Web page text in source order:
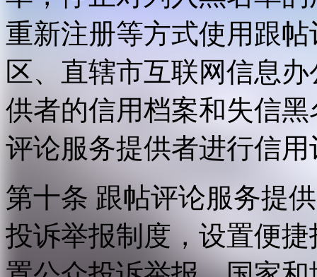
重新注册等方式使用跟
区、直辖市互联网信息
供者的信用档案和失信
评论服务提供者进行信用
第十条 跟帖评论服务提
投诉举报制度，设置便